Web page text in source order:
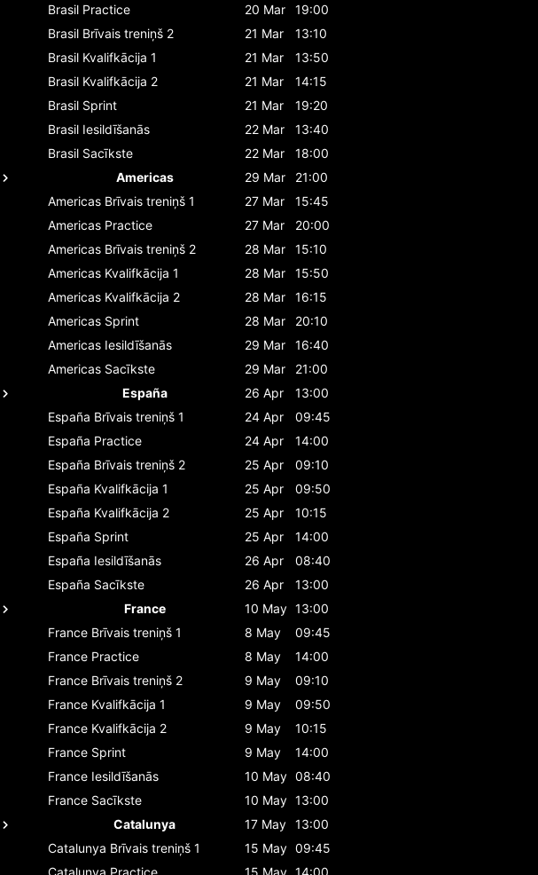
Brasil Practice 20 Mar
19:00
Brasil Brīvais treniņš 2 21 Mar
13:10
Brasil Kvalifkācija 1 21 Mar
13:50
Brasil Kvalifkācija 2 21 Mar
14:15
Brasil Sprint 21 Mar
19:20
Brasil Iesildīšanās 22 Mar
13:40
Brasil Sacīkste 22 Mar
18:00
Americas
29 Mar
21:00
Americas Brīvais treniņš 1 27 Mar
15:45
Americas Practice 27 Mar
20:00
Americas Brīvais treniņš 2 28 Mar
15:10
Americas Kvalifkācija 1 28 Mar
15:50
Americas Kvalifkācija 2 28 Mar
16:15
Americas Sprint 28 Mar
20:10
Americas Iesildīšanās 29 Mar
16:40
Americas Sacīkste 29 Mar
21:00
España
26 Apr
13:00
España Brīvais treniņš 1 24 Apr
09:45
España Practice 24 Apr
14:00
España Brīvais treniņš 2 25 Apr
09:10
España Kvalifkācija 1 25 Apr
09:50
España Kvalifkācija 2 25 Apr
10:15
España Sprint 25 Apr
14:00
España Iesildīšanās 26 Apr
08:40
España Sacīkste 26 Apr
13:00
France
10 May 13:00
France Brīvais treniņš 1 8 May
09:45
France Practice 8 May
14:00
France Brīvais treniņš 2 9 May
09:10
France Kvalifkācija 1 9 May
09:50
France Kvalifkācija 2 9 May
10:15
France Sprint 9 May
14:00
France Iesildīšanās 10 May 08:40
France Sacīkste 10 May 13:00
Catalunya
17 May 13:00
Catalunya Brīvais treniņš 1 15 May 09:45
Catalunya Practice 15 May 14:00